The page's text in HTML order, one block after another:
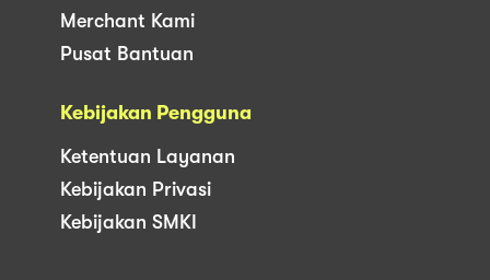
Merchant Kami
Pusat Bantuan
Kebijakan Pengguna
Ketentuan Layanan
Kebijakan Privasi
Kebijakan SMKI